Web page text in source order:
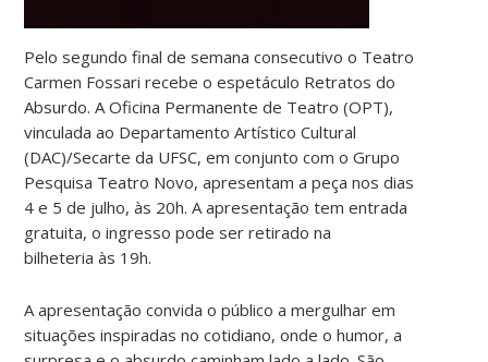
Pelo segundo final de semana consecutivo o Teatro
Carmen Fossari recebe o espetáculo Retratos do
Absurdo. A Oficina Permanente de Teatro (OPT),
vinculada ao Departamento Artístico Cultural
(DAC)/Secarte da UFSC, em conjunto com o Grupo
Pesquisa Teatro Novo, apresentam a peça nos dias
4 e 5 de julho, às 20h. A apresentação tem entrada
gratuita, o ingresso pode ser retirado na
bilheteria às 19h.
A apresentação convida o público a mergulhar em
situações inspiradas no cotidiano, onde o humor, a